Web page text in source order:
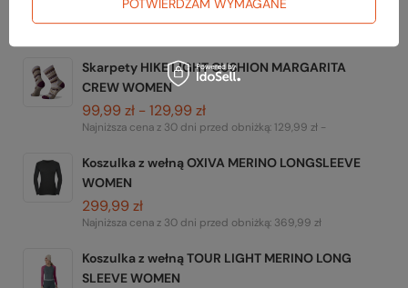
29,99 zł
Skarpety HIKE LIGHT CUSHION MARGARITA
CREW WOMEN
99,99 zł - 129,99 zł
Najniższa cena z 30 dni przed obniżką:129,99 zł -
Koszulka z wełną OXIVA MERINO LONGSLEEVE
WOMEN
299,99 zł
Najniższa cena z 30 dni przed obniżką: 369,99 zł
Koszulka z wełną TOUR LIGHT MERINO LONG
SLEEVE WOMEN
POTWIERDZAM WYMAGANE